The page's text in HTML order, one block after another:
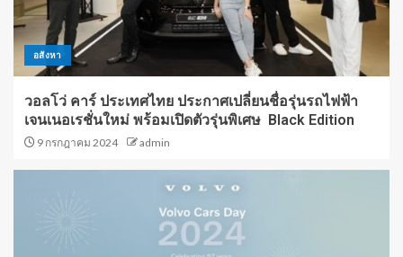
อสังหา
วอลโว่ คาร์ ประเทศไทย ประกาศเปลี่ยนชื่อรุ่นรถไฟฟ้า
เจนเนอเรชั่นใหม่ พร้อมเปิดตัวรุ่นพิเศษ Black Edition
9 กรกฎาคม 2024 admin